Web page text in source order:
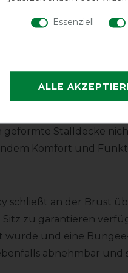
verhindert
Zudem ist das
unter der Decke.
Verhältnis geschaffen,
durch
hochwertig sind,
geformte Stalldecke
Komfort und
schließt an der Brust
zu garantieren
wurde und eine
abnehmbar und
Essenziell
ALLE